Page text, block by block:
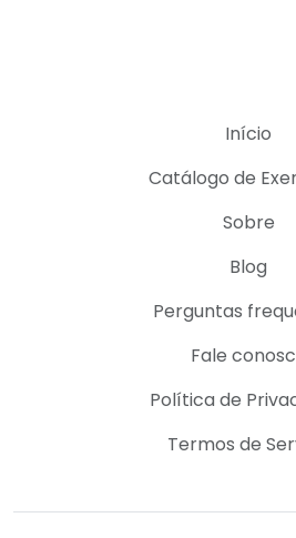
Início
Catálogo de
Sobre
Blog
Perguntas
Fale
Política de
Termos de